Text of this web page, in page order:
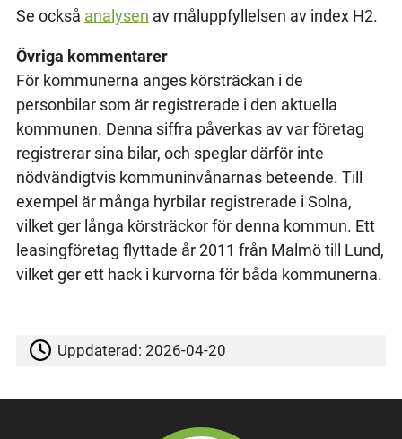
Se också analysen av måluppfyllelsen av index H2.
Övriga kommentarer
För kommunerna anges körsträckan i de
personbilar som är registrerade i den aktuella
kommunen. Denna siffra påverkas av var företag
registrerar sina bilar, och speglar därför inte
nödvändigtvis kommuninvånarnas beteende. Till
exempel är många hyrbilar registrerade i Solna,
vilket ger långa körsträckor för denna kommun. Ett
leasingföretag flyttade år 2011 från Malmö till Lund,
vilket ger ett hack i kurvorna för båda kommunerna.
Uppdaterad:2026-04-20